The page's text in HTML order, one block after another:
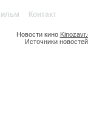
Контакт
Новости кино
Источники